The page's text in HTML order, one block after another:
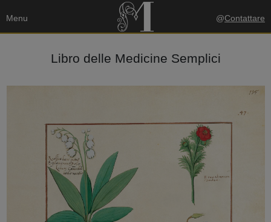
Menu @Contattare
Libro delle Medicine Semplici